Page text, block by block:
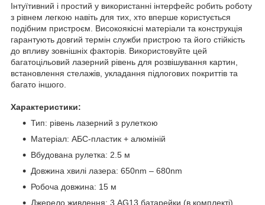
Інтуїтивний і простий у використанні інтерфейс робить роботу
з рівнем легкою навіть для тих, хто вперше користується
подібним пристроєм. Високоякісні матеріали та конструкція
гарантують довгий термін служби пристрою та його стійкість
до впливу зовнішніх факторів. Використовуйте цей
багатоцільовий лазерний рівень для розвішування картин,
встановлення стелажів, укладання підлогових покриттів та
багато іншого.
Характеристики:
Тип: рівень лазерний з рулеткою
Матеріал: АБС-пластик + алюміній
Вбудована рулетка: 2.5 м
Довжина хвилі лазера: 650nm – 680nm
Робоча довжина: 15 м
Джерело живлення: 3 AG13 батарейки (в комплекті)